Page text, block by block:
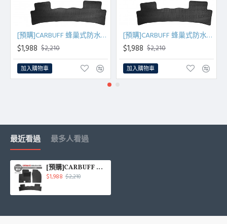
[預購]CARBUFF 蜂巢式防水車墊 豐田 RAV4(2013~2019/02)四代
$1,988 $2,210
加入購物車
[預購]CARBUFF 蜂巢式防水車墊 豐田 RAV4(2019/03~)五代汽油
$1,988 $2,210
加入購物車
最近看過 最多人看過
[預購]CARBUFF 蜂巢式防水車墊 豐田 RAV4(2008~2012年)三代
$1,988 $2,210